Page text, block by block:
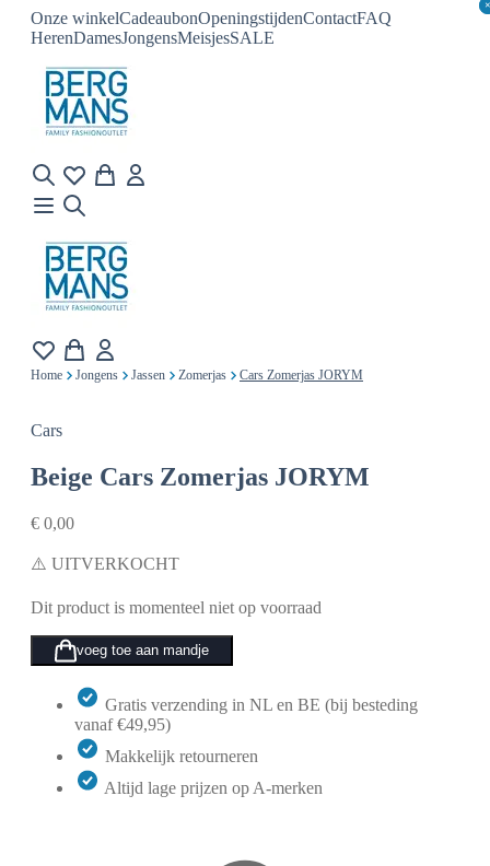
Onze winkelCadeaubonOpeningstijdenContactFAQ
HerenDamesJongensMeisjesSALE
×
×
Home Jongens Jassen Zomerjas Cars Zomerjas JORYM
Cars
Beige Cars Zomerjas JORYM
€ 0,00
⚠️ UITVERKOCHT
Dit product is momenteel niet op voorraad
voeg toe aan mandje
Gratis verzending in NL en BE (bij besteding
vanaf €49,95)
Makkelijk retourneren
Altijd lage prijzen op A-merken